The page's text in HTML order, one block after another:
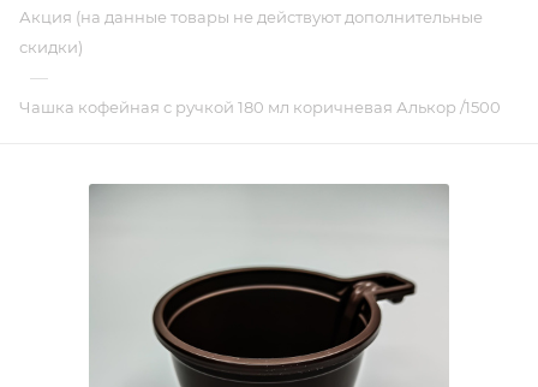
Акция (на данные товары не действуют дополнительные
скидки)
—
Чашка кофейная с ручкой 180 мл коричневая Алькор /1500